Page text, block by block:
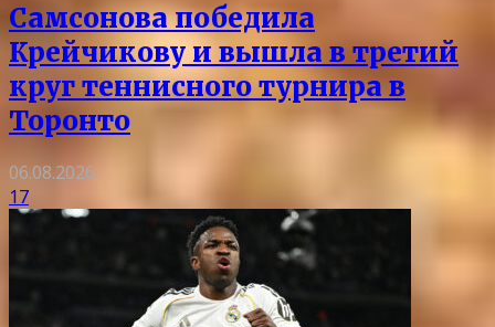
Самсонова победила
Крейчикову и вышла в третий
круг теннисного турнира в
Торонто
06.08.2026
17